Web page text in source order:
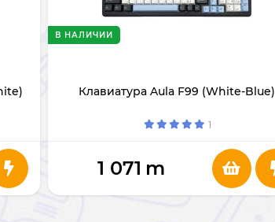
Клавиатура Aula F99 (White-Blue)
В НАЛИЧИИ
1
1 071 m